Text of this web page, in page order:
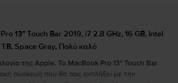
13″ Touch Bar 2019, i7 2.8 GHz, 16 GB, Intel
Space Gray, Πολύ καλό
της Apple. Το MacBook Pro 13" Touch Bar
συσκευή που θα σας εκπλήξει με την